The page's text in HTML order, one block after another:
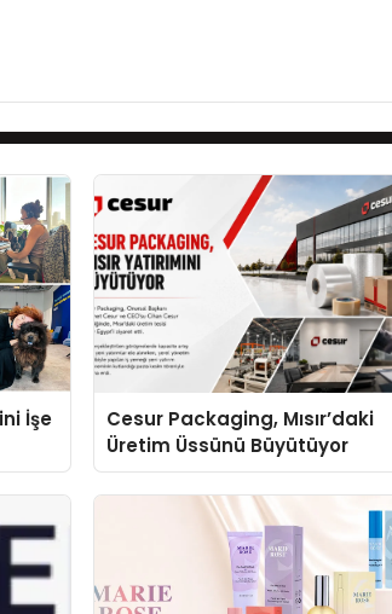
İşe
Cesur Packaging, Mısır’daki
Üretim Üssünü Büyütüyor